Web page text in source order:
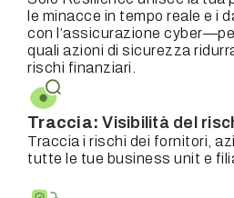
le minacce in tempo reale e i
con l’assicurazione
quali azioni di sicurezza
rischi finanziari.
Traccia: Visibilità del
Traccia i rischi dei fornitori,
tutte le tue business unit e